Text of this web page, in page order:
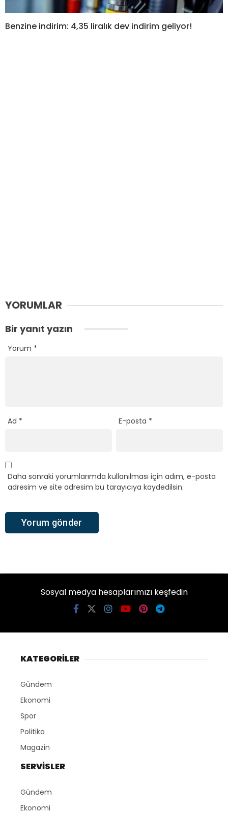
Benzine indirim: 4,35 liralık dev indirim geliyor!
YORUMLAR
Bir yanıt yazın
Yorum *
Ad * E-posta *
Daha sonraki yorumlarımda kullanılması için adım, e-posta
adresim ve site adresim bu tarayıcıya kaydedilsin.
Sosyal medya hesaplarımızı keşfedin
KATEGORİLER
Gündem
Ekonomi
Spor
Politika
Magazin
SERVİSLER
Gündem
Ekonomi